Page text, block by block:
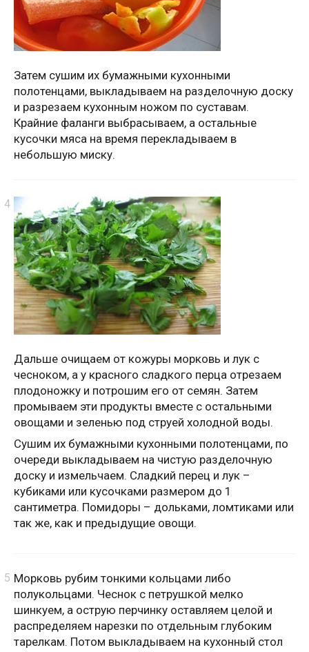
Затем сушим их бумажными кухонными
полотенцами, выкладываем на разделочную доску
и разрезаем кухонным ножом по суставам.
Крайние фаланги выбрасываем, а остальные
кусочки мяса на время перекладываем в
небольшую миску.
Дальше очищаем от кожуры морковь и лук с
чесноком, а у красного сладкого перца отрезаем
плодоножку и потрошим его от семян. Затем
промываем эти продукты вместе с остальными
овощами и зеленью под струей холодной воды.
Сушим их бумажными кухонными полотенцами, по
очереди выкладываем на чистую разделочную
доску и измельчаем. Сладкий перец и лук –
кубиками или кусочками размером до 1
сантиметра. Помидоры – дольками, ломтиками или
так же, как и предыдущие овощи.
Морковь рубим тонкими кольцами либо
полукольцами. Чеснок с петрушкой мелко
шинкуем, а острую перчинку оставляем целой и
распределяем нарезки по отдельным глубоким
тарелкам. Потом выкладываем на кухонный стол